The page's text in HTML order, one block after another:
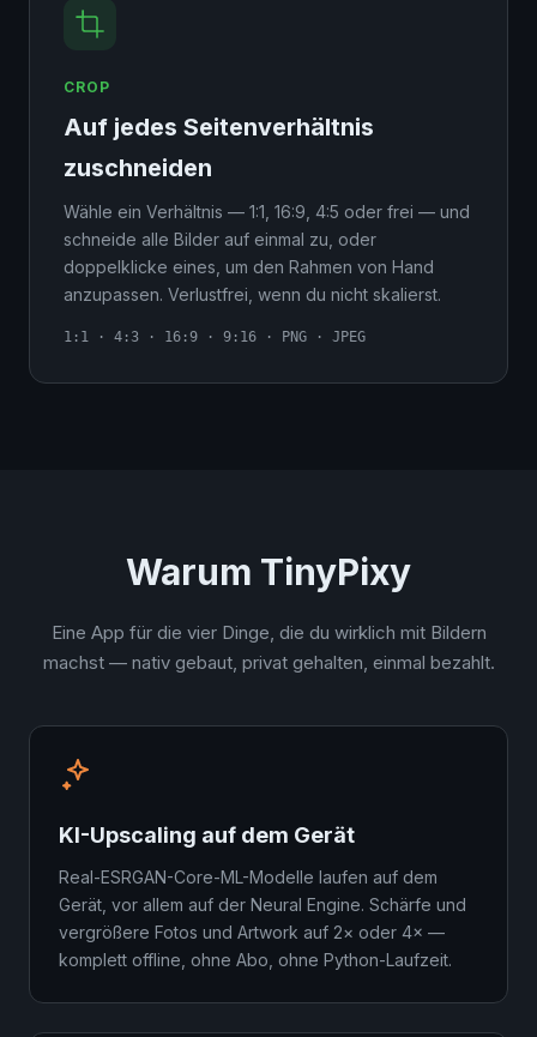
CROP
Auf jedes Seitenverhältnis
zuschneiden
Wähle ein Verhältnis — 1:1, 16:9, 4:5 oder frei — und
schneide alle Bilder auf einmal zu, oder
doppelklicke eines, um den Rahmen von Hand
anzupassen. Verlustfrei, wenn du nicht skalierst.
1:1 · 4:3 · 16:9 · 9:16 · PNG · JPEG
Warum TinyPixy
Eine App für die vier Dinge, die du wirklich mit Bildern
machst — nativ gebaut, privat gehalten, einmal bezahlt.
KI-Upscaling auf dem Gerät
Real-ESRGAN-Core-ML-Modelle laufen auf dem
Gerät, vor allem auf der Neural Engine. Schärfe und
vergrößere Fotos und Artwork auf 2× oder 4× —
komplett offline, ohne Abo, ohne Python-Laufzeit.